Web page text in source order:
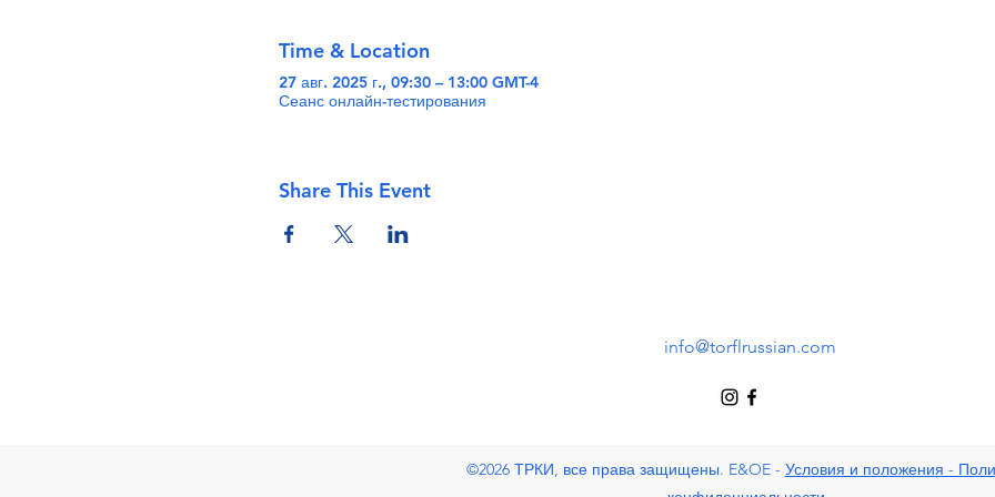
Time & Location
27 авг. 2025 г., 09:30 – 13:00 GMT-4
Сеанс онлайн-тестирования
Share This Event
info@torflrussian.com
©2026 ТРКИ, все права защищены. E&OE - Условия и положения -